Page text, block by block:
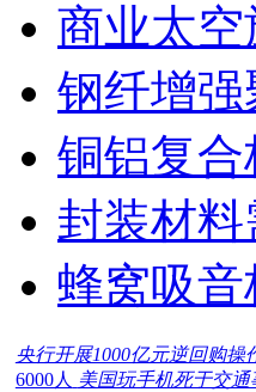
商业太
钢纤增强
铜铝复
封装材
蜂窝吸
央行开展1000亿元逆回购操
6000人 美国玩手机死于交通